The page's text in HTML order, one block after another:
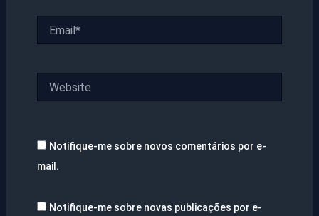
Notifique-me sobre novos comentários por e-
mail.
Notifique-me sobre novas publicações por e-